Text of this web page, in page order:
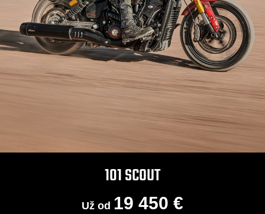
101 SCOUT
Už od 19 450 €